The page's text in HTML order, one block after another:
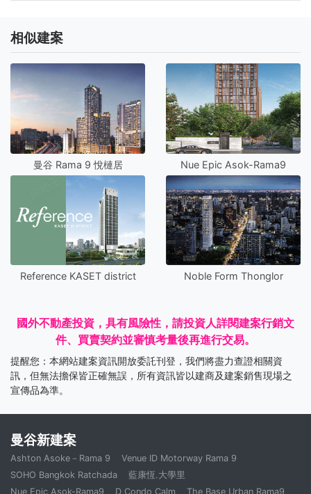
相似建案
曼谷 Rama 9 悅槤居 Nue Epic Asok-Rama9
Reference KASET district Noble Form Thonglor
國外不動產投資，具有風險性，請投資人詳閱建案行銷文
件、買賣契約並審慎考量後再進行交易。
提醒您：本網站建案資訊開放委託刊登，我們將盡力查證相關資
訊，但無法擔保皆正確無誤，所有資訊皆以建商及建案銷售現場之
宣傳品為準。
曼谷新建案
Ashton Asoke－Rama 9
Venue ID Motorway Rama 9
SOHO Bangkok Ratchada
藍康恆.大學里
Nue Epic Asok-Rama9
D Condo Calm
The Base Urban Rama9